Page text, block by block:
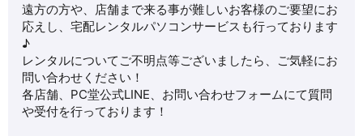
遠方の方や、店舗まで来る事が難しいお客様のご要望にお
応えし、宅配レンタルパソコンサービスも行っております
♪
レンタルについてご不明点等ございましたら、ご気軽にお
問い合わせください！
各店舗、PC堂公式LINE、お問い合わせフォームにて質問
や受付を行っております！